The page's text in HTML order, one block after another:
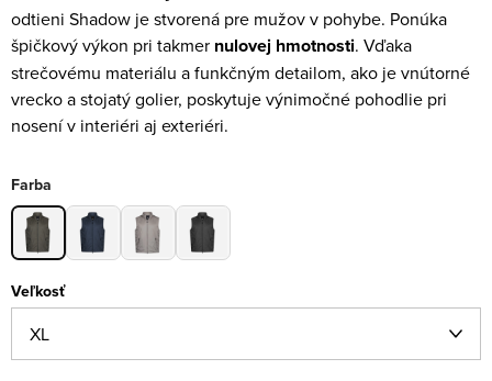
odtieni Shadow je stvorená pre mužov v pohybe. Ponúka
špičkový výkon pri takmer nulovej hmotnosti. Vďaka
strečovému materiálu a funkčným detailom, ako je vnútorné
vrecko a stojatý golier, poskytuje výnimočné pohodlie pri
nosení v interiéri aj exteriéri.
Farba
Veľkosť